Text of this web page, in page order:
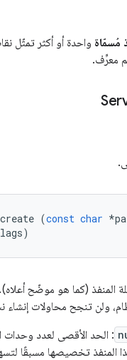
مُسمّاة واحدة أو أكثر تمثّل
معرِّف.
(const char *
)
المنفذ (كما هو موضّح
ولن تنجح محاولات
: الحد الأقصى لعدد وحدات
المنفذ تخصيصها مسبقًا